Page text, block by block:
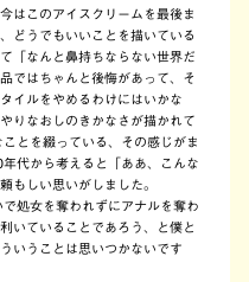
はこのアイスクリームを最後ま
どうでもいいことを描いている
「なんと鼻持ちならない世界だ
ではちゃんと後悔があって、そ
イルをやめるわけにはいかな
りなおしのきかなさが描かれて
とを綴っている、その感じがま
代から考えると「ああ、こんな
もしい思いがしました。
処女を奪われずにアナルを奪わ
いていることであろう、と僕と
いうことは思いつかないです